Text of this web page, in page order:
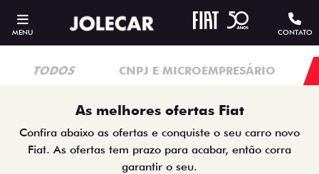
MENU CONTATO
TODOS CNPJ E MICROEMPRESÁRIO
As melhores ofertas Fiat
Confira abaixo as ofertas e conquiste o seu carro novo
Fiat. As ofertas tem prazo para acabar, então corra
garantir o seu.